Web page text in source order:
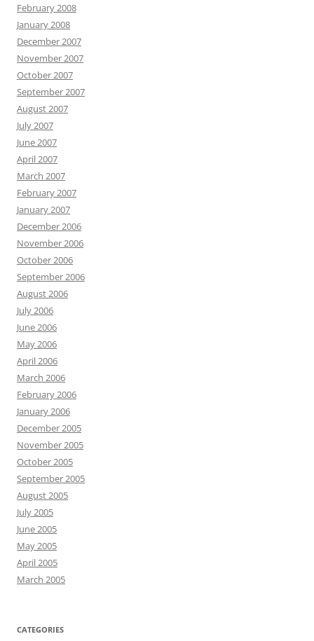
February 2008
January 2008
December 2007
November 2007
October 2007
September 2007
August 2007
July 2007
June 2007
April 2007
March 2007
February 2007
January 2007
December 2006
November 2006
October 2006
September 2006
August 2006
July 2006
June 2006
May 2006
April 2006
March 2006
February 2006
January 2006
December 2005
November 2005
October 2005
September 2005
August 2005
July 2005
June 2005
May 2005
April 2005
March 2005
CATEGORIES